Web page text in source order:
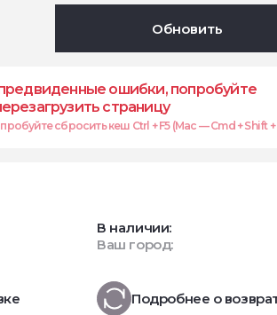
Обновить
ошибки, попробуйте
страницу
сбросить кеш Ctrl + F5 (Mac — Cmd + Shift +
В наличии:
Ваш город:
Подробнее о